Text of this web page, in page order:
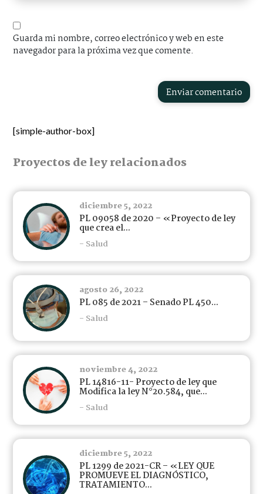
Guarda mi nombre, correo electrónico y web en este
navegador para la próxima vez que comente.
Enviar comentario
[simple-author-box]
Proyectos de ley relacionados
diciembre 5, 2022
PL 09058 de 2020 – «Proyecto de ley
que crea el...
- Salud
agosto 26, 2022
PL 085 de 2021 – Senado PL 450...
- Salud
noviembre 4, 2022
PL 14816-11- Proyecto de ley que
Modifica la ley N°20.584, que...
- Salud
diciembre 5, 2022
PL 1299 de 2021-CR – «LEY QUE
PROMUEVE EL DIAGNÓSTICO,
TRATAMIENTO...